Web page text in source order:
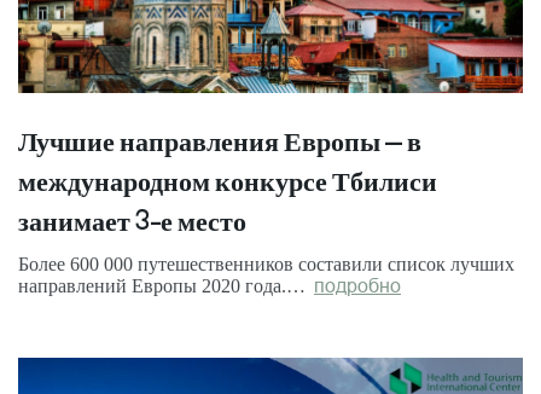
Лучшие направления Европы – в
международном конкурсе Тбилиси
занимает 3-е место
Более 600 000 путешественников составили список лучших
направлений Европы 2020 года.… подробно